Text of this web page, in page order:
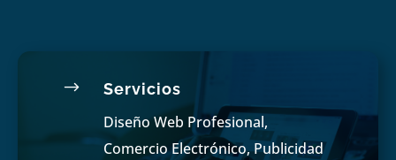
$ Servicios
Diseño Web Profesional,
Comercio Electrónico, Publicidad